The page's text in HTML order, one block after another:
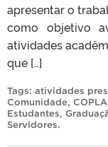
apresentar o
como objetivo
atividades
que […]
Tags: atividades
Comunidade,
Estudantes,
Servidores.